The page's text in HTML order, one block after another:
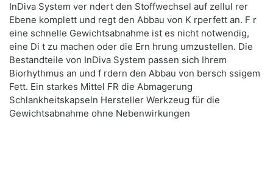
InDiva System ver ndert den Stoffwechsel auf zellul rer
Ebene komplett und regt den Abbau von K rperfett an. F r
eine schnelle Gewichtsabnahme ist es nicht notwendig,
eine Di t zu machen oder die Ern hrung umzustellen. Die
Bestandteile von InDiva System passen sich Ihrem
Biorhythmus an und f rdern den Abbau von bersch ssigem
Fett. Ein starkes Mittel FR die Abmagerung
Schlankheitskapseln Hersteller Werkzeug für die
Gewichtsabnahme ohne Nebenwirkungen